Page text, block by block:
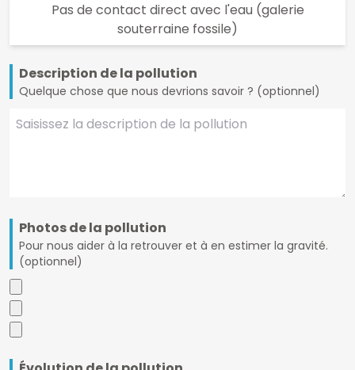
Pas de contact direct avec l'eau (galerie
souterraine fossile)
Description de la pollution
Quelque chose que nous devrions savoir ? (optionnel)
Photos de la pollution
Pour nous aider à la retrouver et à en estimer la gravité.
(optionnel)